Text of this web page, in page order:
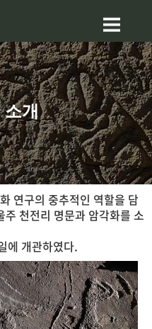
소개
천전리 명문과 암각화를 소
연구의 중추적인 역할을 담
에 개관하였다.